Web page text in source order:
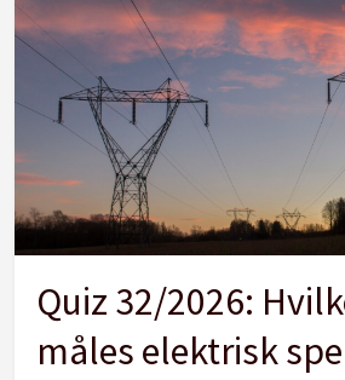
Quiz 32/2026:
måles elektrisk